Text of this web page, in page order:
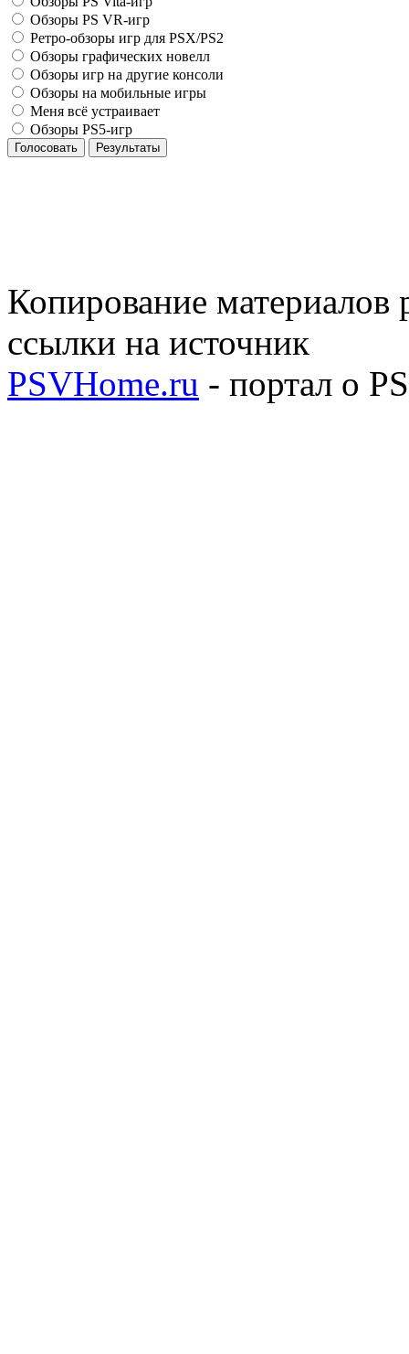
Обзоры PS VR-игр
Ретро-обзоры игр для PSX/PS2
Обзоры графических новелл
Обзоры игр на другие консоли
Обзоры на мобильные игры
Меня всё устраивает
Обзоры PS5-игр
Голосовать Результаты
Копирование материалов
ссылки на источник
PSVHome.ru - портал о